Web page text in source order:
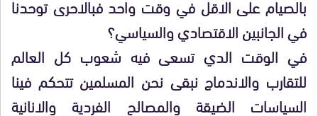
بالصيام على الاقل في وقت واحد فبالاحرى توحدنا
في الجانبين الاقتصادي والسياسي؟
في الوقت الدي تسعى فيه شعوب كل العالم
للتقارب والاندماج نبقى نحن المسلمين تتحكم فينا
السياسات الضيقة والمصالح الفردية والانانية